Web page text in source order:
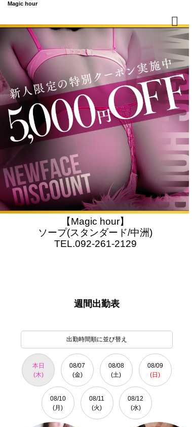
Magic hour
週間出勤表
出勤時間順に並び替え
本日
(木)
08/07
(金)
08/08
(土)
08/09
(日)
08/10
(月)
08/11
(火)
08/12
(水)
【Magic hour】
ソープ(スタンダード/中洲)
TEL.092-261-2129